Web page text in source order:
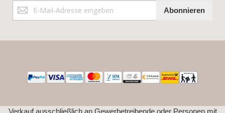
Anmeldung
zum
Abonnieren